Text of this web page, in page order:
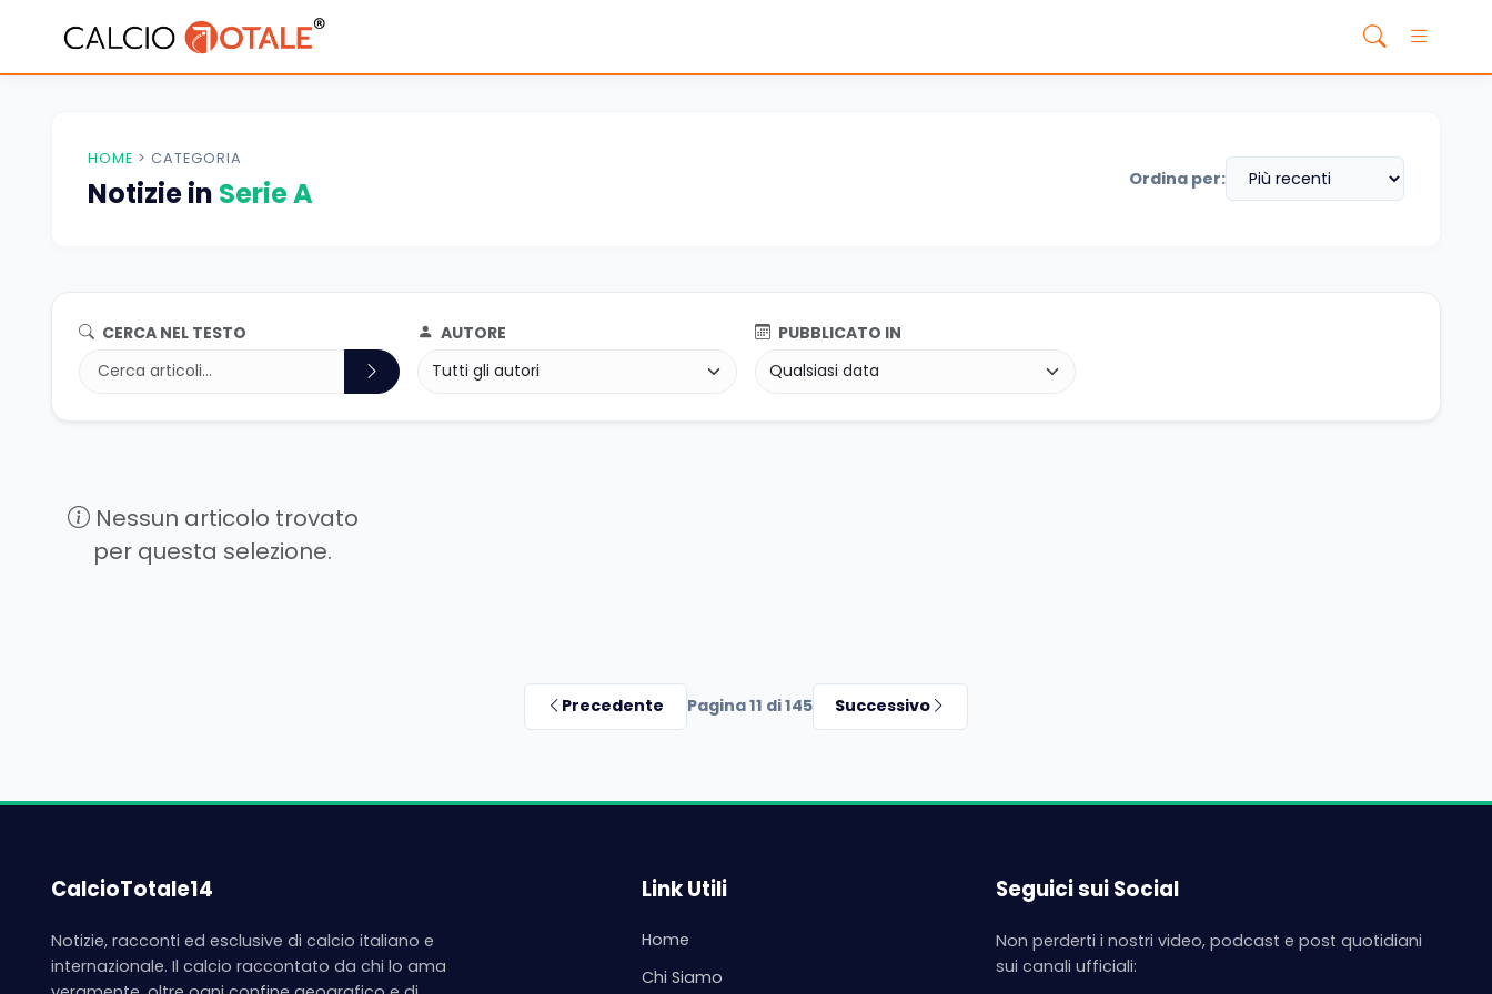
HOME > CATEGORIA
Notizie in Serie A Ordina per:
CERCA NEL TESTO AUTORE PUBBLICATO IN
Nessun articolo trovato
per questa selezione.
Precedente Pagina 11 di 145 Successivo
CalcioTotale14
Notizie, racconti ed esclusive di calcio italiano e
internazionale. Il calcio raccontato da chi lo ama
Link Utili
Home
Chi Siamo
Seguici sui Social
Non perderti i nostri video, podcast e post quotidiani
sui canali ufficiali: